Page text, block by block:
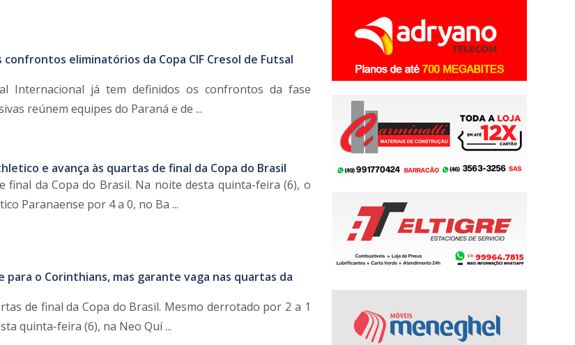
confrontos eliminatórios da Copa CIF Cresol de Futsal
Internacional já tem definidos os confrontos da fase
reúnem equipes do Paraná e de ...
e avança às quartas de final da Copa do Brasil
final da Copa do Brasil. Na noite desta quinta-feira (6), o
Paranaense por 4 a 0, no Ba ...
para o Corinthians, mas garante vaga nas quartas da
de final da Copa do Brasil. Mesmo derrotado por 2 a 1
quinta-feira (6), na Neo Quí ...